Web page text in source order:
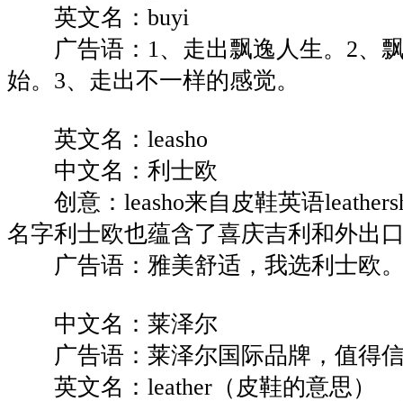
英文名：buyi
广告语：1、走出飘逸人生。2、
始。3、走出不一样的感觉。
英文名：leasho
中文名：利士欧
创意：leasho来自皮鞋英语
名字利士欧也蕴含了喜庆吉利和外出
广告语：雅美舒适，我选利士欧
中文名：莱泽尔
广告语：莱泽尔国际品牌，值得
英文名：leather（皮鞋的意思）